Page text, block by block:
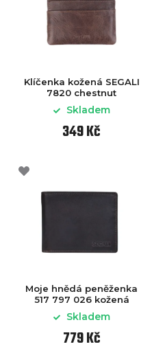
Klíčenka kožená SEGALI
7820 chestnut
Skladem
349 Kč
Moje hnědá peněženka
517 797 026 kožená
Skladem
779 Kč